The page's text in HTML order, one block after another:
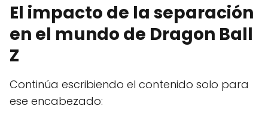
El impacto de la separación
en el mundo de Dragon Ball
Z
Continúa escribiendo el contenido solo para
ese encabezado: